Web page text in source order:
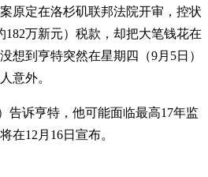
原定在洛杉矶联邦法院开审，控状
182万新元）税款，却把大笔钱花在
想到亨特突然在星期四（9月5日）
意外。
告诉亨特，他可能面临最高17年监
在12月16日宣布。